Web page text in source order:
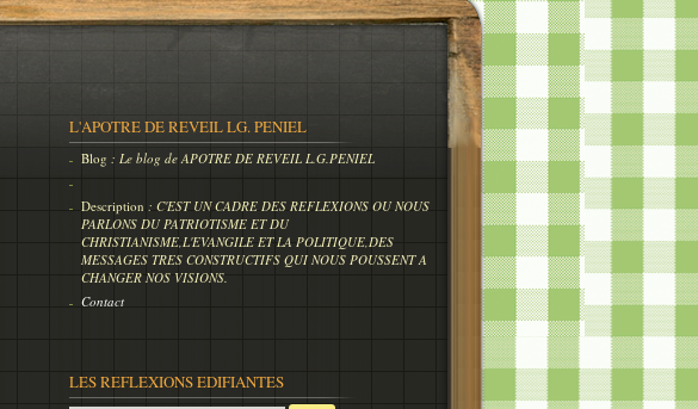
L'APOTRE DE REVEIL LG. PENIEL
Blog : Le blog de APOTRE DE REVEIL L.G.PENIEL
Description : C'EST UN CADRE DES REFLEXIONS OU NOUS
PARLONS DU PATRIOTISME ET DU
CHRISTIANISME,L'EVANGILE ET LA POLITIQUE,DES
MESSAGES TRES CONSTRUCTIFS QUI NOUS POUSSENT A
CHANGER NOS VISIONS.
Contact
LES REFLEXIONS EDIFIANTES